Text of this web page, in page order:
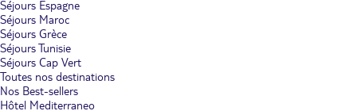
Séjours Espagne
Séjours Maroc
Séjours Grèce
Séjours Tunisie
Séjours Cap Vert
Toutes nos destinations
Nos Best-sellers
Hôtel Mediterraneo